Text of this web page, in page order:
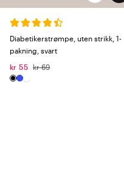
Diabetikerstrømpe, uten strikk, 1-
pakning, svart
kr 55 kr 69